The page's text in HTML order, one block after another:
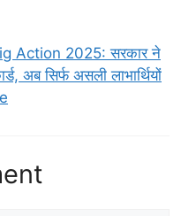
Action 2025: सरकार ने
अब सिर्फ असली लाभार्थियों